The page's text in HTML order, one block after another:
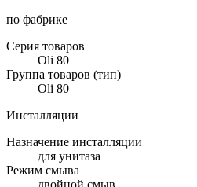
по фабрике
Серия товаров
Oli 80
Группа товаров (тип)
Oli 80
Инсталляции
Назначение инсталляции
для унитаза
Режим смыва
двойной смыв